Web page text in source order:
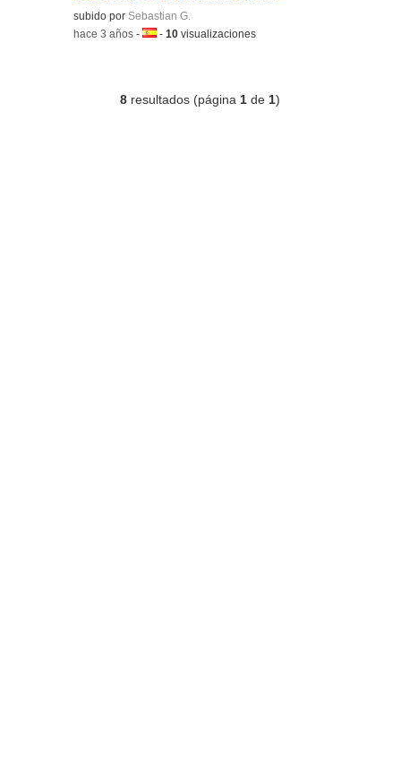
subido por Sebastian G.
-hace 3 años -Idioma:
-10 visualizaciones
8 resultados (página 1 de 1)